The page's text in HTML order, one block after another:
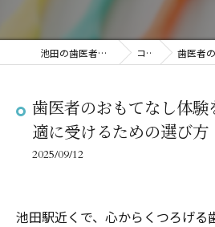
池田の歯医者ならつしま歯科 コラム 歯医者のおも
歯医者のおもてなし体
適に受けるための選び方
2025/09/12
池田駅近くで、心からくつろげる